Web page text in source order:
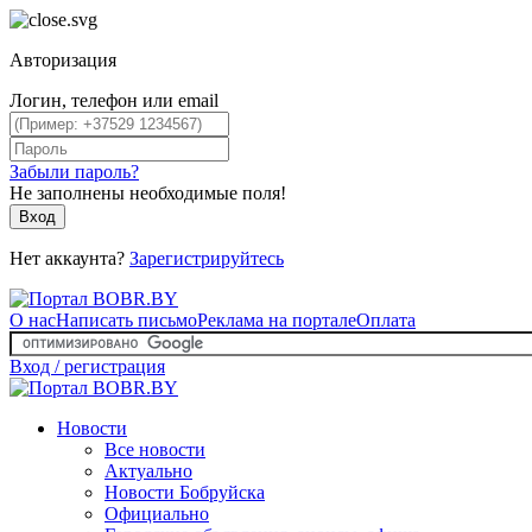
Авторизация
Логин, телефон или email
Забыли пароль?
Не заполнены необходимые поля!
Вход
Нет аккаунта? Зарегистрируйтесь
О насНаписать письмоРеклама на порталеОплата
Вход / регистрация
Новости
Все новости
Актуально
Новости Бобруйска
Официально